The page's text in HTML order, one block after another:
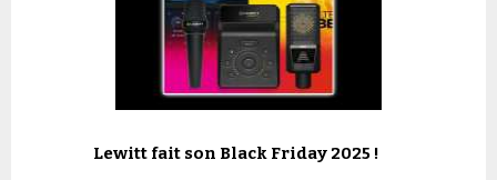
Lewitt fait son Black Friday 2025 !